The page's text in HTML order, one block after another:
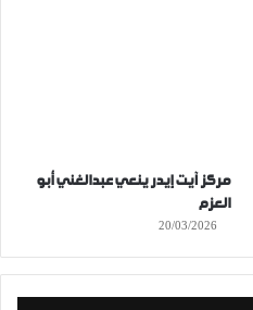
مركز آيت إيدر ينعي عبدالغني أبو
العزم
20/03/2026